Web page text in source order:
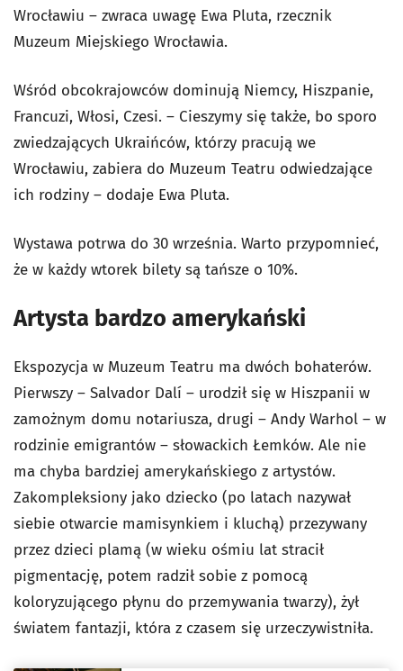
Wrocławiu – zwraca uwagę Ewa Pluta, rzecznik
Muzeum Miejskiego Wrocławia.
Wśród obcokrajowców dominują Niemcy, Hiszpanie,
Francuzi, Włosi, Czesi. – Cieszymy się także, bo sporo
zwiedzających Ukraińców, którzy pracują we
Wrocławiu, zabiera do Muzeum Teatru odwiedzające
ich rodziny – dodaje Ewa Pluta.
Wystawa potrwa do 30 września. Warto przypomnieć,
że w każdy wtorek bilety są tańsze o 10%.
Artysta bardzo amerykański
Ekspozycja w Muzeum Teatru ma dwóch bohaterów.
Pierwszy – Salvador Dalí – urodził się w Hiszpanii w
zamożnym domu notariusza, drugi – Andy Warhol – w
rodzinie emigrantów – słowackich Łemków. Ale nie
ma chyba bardziej amerykańskiego z artystów.
Zakompleksiony jako dziecko (po latach nazywał
siebie otwarcie mamisynkiem i kluchą) przezywany
przez dzieci plamą (w wieku ośmiu lat stracił
pigmentację, potem radził sobie z pomocą
koloryzującego płynu do przemywania twarzy), żył
światem fantazji, która z czasem się urzeczywistniła.